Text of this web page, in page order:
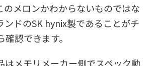
のメロンかわからないものではな
ンドのSK hynix製であることがチ
認できます。
はメモリメーカー側でスペック動